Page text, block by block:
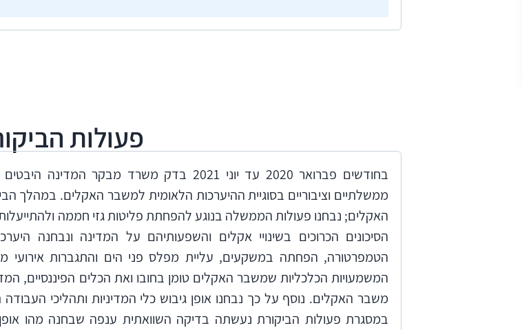
בתחומים: הפחתת פליטות גז"ח (מיטיגציה); קידום פעולות להיערכות
פעולות
בחודשים פברואר 2020 עד יוני 2021 בדק משרד
ממשלתיים וציבוריים בסוגיית ההיערכות הלאומית למשבר האקלים. במהלך
האקלים; נבחנו פעולות הממשלה בנוגע להפחתת פליטות גזי חממה
הסיכונים הכרוכים בשינויי אקלים והשפעותיהם על המדינה ונבחנה
הטמפרטורה, הפחתה במשקעים, עליית מפלס פני הים והתגברות אירועי
המשמעויות הכלכליות שמשבר האקלים טומן בחובו ואת הכלים הפיננסיים,
משבר האקלים. נוסף על כך נבחנו אופן גיבוש כלי המדיניות ותהליכי
במסגרת פעולות הביקורת נעשתה בדיקה השוואתית ענפה שבחנה מהו אופן